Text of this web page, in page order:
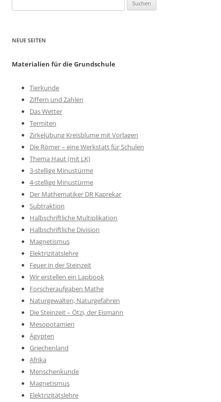
nach:
NEUE SEITEN
Materialien für die Grundschule
Tierkunde
Ziffern und Zahlen
Das Wetter
Termiten
Zirkelübung Kreisblume mit Vorlagen
Die Römer – eine Werkstatt für Schulen
Thema Haut (mit LK)
3-stellige Minustürme
4-stellige Minustürme
Der Mathematiker DR Kaprekar
Subtraktion
Halbschriftliche Multiplikation
Halbschriftliche Division
Magnetismus
Elektrizitätslehre
Feuer in der Steinzeit
Wir erstellen ein Lapbook
Forscheraufgaben Mathe
Naturgewalten, Naturgefahren
Die Steinzeit – Ötzi, der Eismann
Mesopotamien
Ägypten
Griechenland
Afrika
Menschenkunde
Magnetismus
Elektrizitätslehre